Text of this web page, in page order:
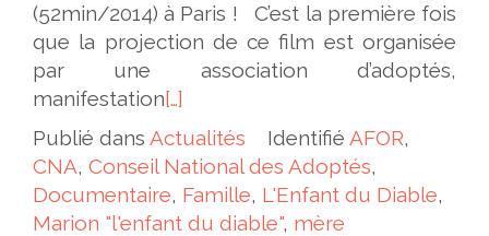
(52min/2014) à Paris ! C’est la première fois
que la projection de ce film est organisée
par une association d’adoptés,
manifestation[…]
Publié dans Actualités Identifié AFOR,
CNA, Conseil National des Adoptés,
Documentaire, Famille, L'Enfant du Diable,
Marion "l'enfant du diable", mère